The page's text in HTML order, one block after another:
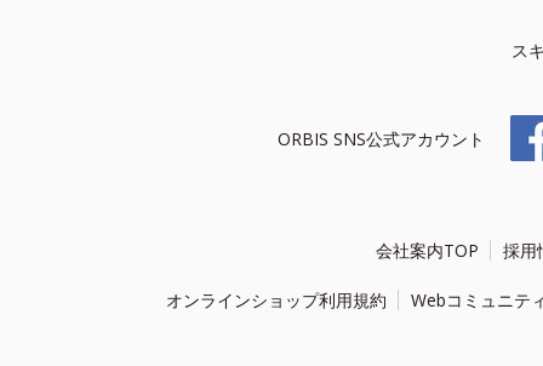
ス
ORBIS SNS公式アカウント
会社案内TOP 採用
オンラインショップ利用規約 Webコミュニテ